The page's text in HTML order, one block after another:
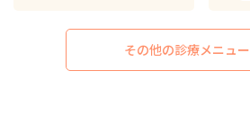
その他の診療メニュー